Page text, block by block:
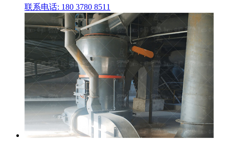
联系电话: 180 3780 8511